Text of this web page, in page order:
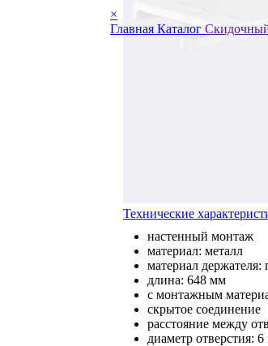
×
Главная Каталог
Технические
настенный монтаж
материал: металл
материал держателя:
длина: 648 мм
с монтажным
скрытое соединение
расстояние между
диаметр отверстия: